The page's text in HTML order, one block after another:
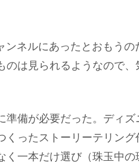
ネルにあったとおもうの
は見られるようなので、
備が必要だった。ディズ
くったストーリーテリング
一本だけ選び（珠玉中の